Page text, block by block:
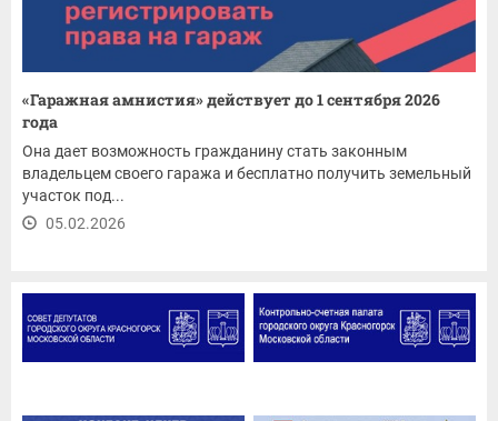
«Гаражная амнистия» действует до 1 сентября 2026
года
Она дает возможность гражданину стать законным
владельцем своего гаража и бесплатно получить земельный
участок под...
05.02.2026